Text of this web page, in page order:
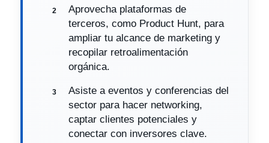
Aprovecha plataformas de
terceros, como Product Hunt, para
ampliar tu alcance de marketing y
recopilar retroalimentación
orgánica.
Asiste a eventos y conferencias del
sector para hacer networking,
captar clientes potenciales y
conectar con inversores clave.